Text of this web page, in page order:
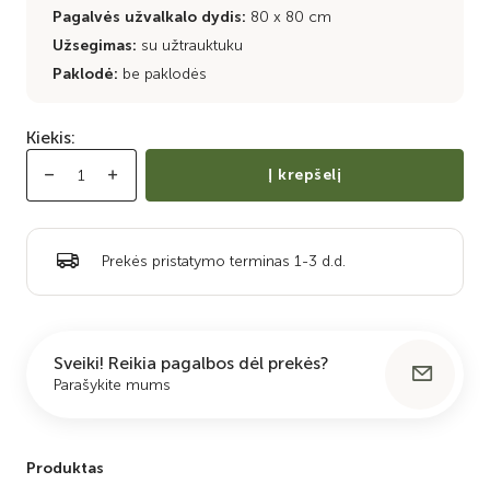
Pagalvės užvalkalo dydis: 80 x 80 cm
Užsegimas: su užtrauktuku
Paklodė: be paklodės
Kiekis:
Į krepšelį
Prekės pristatymo terminas 1-3 d.d.
Sveiki! Reikia pagalbos dėl prekės?
Parašykite mums
Produktas